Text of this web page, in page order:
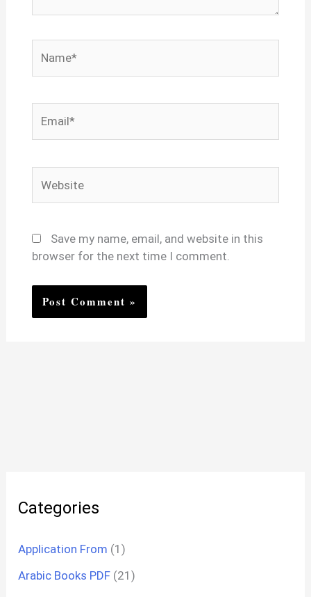
Save my name, email, and website in this
browser for the next time I comment.
Categories
Application From (1)
Arabic Books PDF (21)